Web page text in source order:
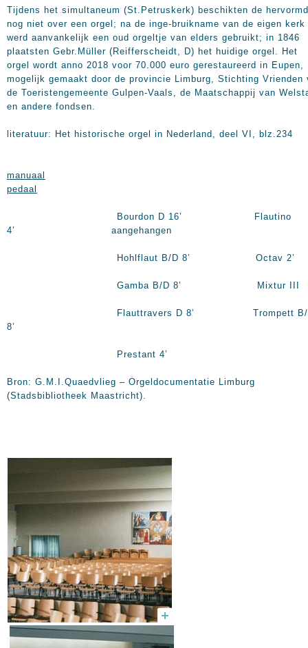
Tijdens het simultaneum (St.Petruskerk) beschikten de
nog niet over een orgel; na de inge-bruikname van de eigen kerk
werd aanvankelijk een oud orgeltje van elders gebruikt; in 1846
plaatsten Gebr.Müller (Reifferscheidt, D) het huidige orgel. Het
orgel wordt anno 2018 voor 70.000 euro gerestaureerd in Eupen,
mogelijk gemaakt door de provincie Limburg, Stichting Vrienden
de Toeristengemeente Gulpen-Vaals, de Maatschappij van
en andere fondsen.
literatuur: Het historische orgel in Nederland, deel VI, blz.234
manuaal
pedaal
Bourdon D 16’ Flautino
4’ aangehangen
Hohlflaut B/D 8’ Octav 2’
Gamba B/D 8’ Mixtur III
Flauttravers D 8’ Trompett B/
8’
Prestant 4’
Bron: G.M.I.Quaedvlieg – Orgeldocumentatie Limburg
(Stadsbibliotheek Maastricht).